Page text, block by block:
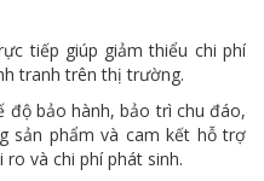
tiếp giúp giảm thiểu chi phí
tranh trên thị trường.
bảo hành, bảo trì chu đáo,
sản phẩm và cam kết hỗ trợ
ro và chi phí phát sinh.